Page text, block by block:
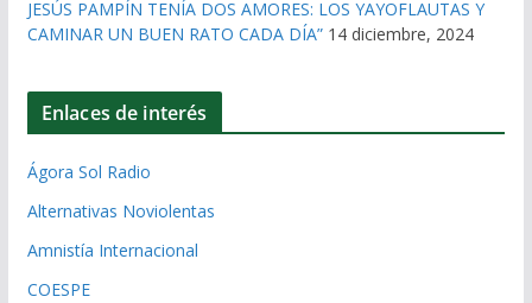
JESÚS PAMPÍN TENÍA DOS AMORES: LOS YAYOFLAUTAS Y
CAMINAR UN BUEN RATO CADA DÍA” 14 diciembre, 2024
Enlaces de interés
Ágora Sol Radio
Alternativas Noviolentas
Amnistía Internacional
COESPE